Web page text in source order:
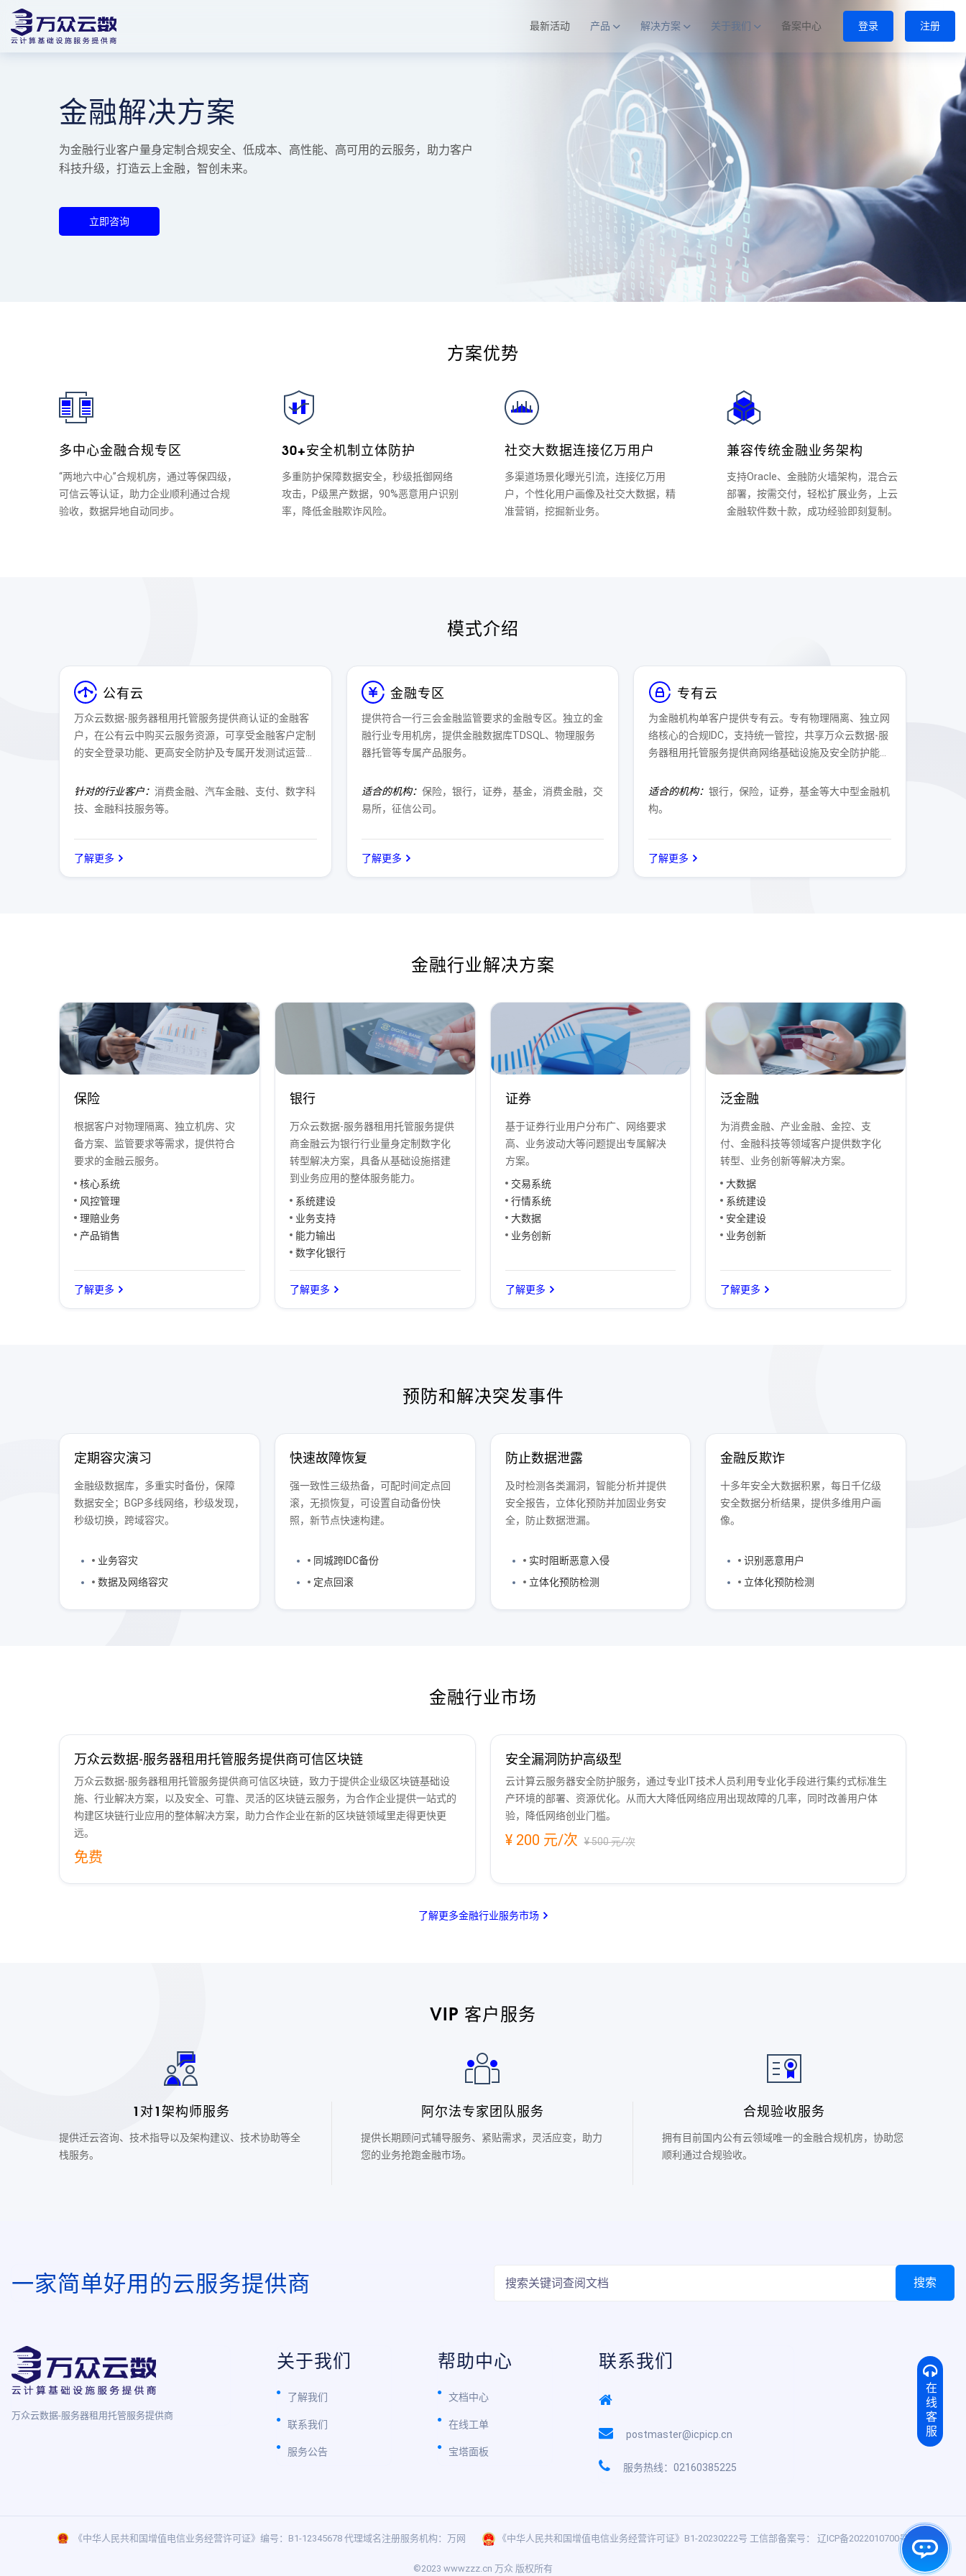
最新活动 产品 解决方案 关于我们 备案中心 登录 注册
金融解决方案
为金融行业客户量身定制合规安全、低成本、高性能、高可用的云服务，助力客户
科技升级，打造云上金融，智创未来。
立即咨询
方案优势
多中心金融合规专区
“两地六中心”合规机房，通过等保四级，
可信云等认证，助力企业顺利通过合规
验收，数据异地自动同步。
30+安全机制立体防护
多重防护保障数据安全，秒级抵御网络
攻击，P级黑产数据，90%恶意用户识别
率，降低金融欺诈风险。
社交大数据连接亿万用户
多渠道场景化曝光引流，连接亿万用
户，个性化用户画像及社交大数据，精
准营销，挖掘新业务。
兼容传统金融业务架构
支持Oracle、金融防火墙架构，混合云
部署，按需交付，轻松扩展业务，上云
金融软件数十款，成功经验即刻复制。
模式介绍
公有云
万众云数据-服务器租用托管服务提供商认证的金融客
户，在公有云中购买云服务资源，可享受金融客户定制
的安全登录功能、更高安全防护及专属开发测试运营一
针对的行业客户： 消费金融、汽车金融、支付、数字科
技、金融科技服务等。
了解更多
金融专区
提供符合一行三会金融监管要求的金融专区。独立的金
融行业专用机房，提供金融数据库TDSQL、物理服务
器托管等专属产品服务。
适合的机构： 保险，银行，证券，基金，消费金融，交
易所，征信公司。
了解更多
专有云
为金融机构单客户提供专有云。专有物理隔离、独立网
络核心的合规IDC，支持统一管控，共享万众云数据-服
务器租用托管服务提供商网络基础设施及安全防护能
适合的机构：银行，保险，证券，基金等大中型金融机
构。
了解更多
金融行业解决方案
保险
根据客户对物理隔离、独立机房、灾
备方案、监管要求等需求，提供符合
要求的金融云服务。
核心系统
风控管理
理赔业务
产品销售
了解更多
银行
万众云数据-服务器租用托管服务提供
商金融云为银行行业量身定制数字化
转型解决方案，具备从基础设施搭建
到业务应用的整体服务能力。
系统建设
业务支持
能力输出
数字化银行
了解更多
证券
基于证券行业用户分布广、网络要求
高、业务波动大等问题提出专属解决
方案。
交易系统
行情系统
大数据
业务创新
了解更多
泛金融
为消费金融、产业金融、金控、支
付、金融科技等领域客户提供数字化
转型、业务创新等解决方案。
大数据
系统建设
安全建设
业务创新
了解更多
预防和解决突发事件
定期容灾演习
金融级数据库，多重实时备份，保障
数据安全；BGP多线网络，秒级发现，
秒级切换，跨域容灾。
业务容灾
数据及网络容灾
快速故障恢复
强一致性三级热备，可配时间定点回
滚，无损恢复，可设置自动备份快
照，新节点快速构建。
同城跨IDC备份
定点回滚
防止数据泄露
及时检测各类漏洞，智能分析并提供
安全报告，立体化预防并加固业务安
全，防止数据泄漏。
实时阻断恶意入侵
立体化预防检测
金融反欺诈
十多年安全大数据积累，每日千亿级
安全数据分析结果，提供多维用户画
像。
识别恶意用户
立体化预防检测
金融行业市场
万众云数据-服务器租用托管服务提供商可信区块链
万众云数据-服务器租用托管服务提供商可信区块链，致力于提供企业级区块链基础设
施、行业解决方案，以及安全、可靠、灵活的区块链云服务，为合作企业提供一站式的
构建区块链行业应用的整体解决方案，助力合作企业在新的区块链领域里走得更快更
远。
免费
安全漏洞防护高级型
云计算云服务器安全防护服务，通过专业IT技术人员利用专业化手段进行集约式标准生
产环境的部署、资源优化。从而大大降低网络应用出现故障的几率，同时改善用户体
验，降低网络创业门槛。
¥ 200 元/次 ¥ 500 元/次
了解更多金融行业服务市场
VIP 客户服务
1对1架构师服务
提供迁云咨询、技术指导以及架构建议、技术协助等全
栈服务。
阿尔法专家团队服务
提供长期顾问式辅导服务、紧贴需求，灵活应变，助力
您的业务抢跑金融市场。
合规验收服务
拥有目前国内公有云领域唯一的金融合规机房，协助您
顺利通过合规验收。
一家简单好用的云服务提供商
万众云数据-服务器租用托管服务提供商
关于我们
了解我们
联系我们
服务公告
帮助中心
文档中心
在线工单
宝塔面板
联系我们
postmaster@icpicp.cn
服务热线：02160385225
《中华人民共和国增值电信业务经营许可证》编号：B1-12345678 代理域名注册服务机构：万网 《中华人民共和国增值电信业务经营许可证》B1-20230222号 工信部备案号： 辽ICP备2022010700号
©2023 wwwzzz.cn 万众 版权所有
在线客服